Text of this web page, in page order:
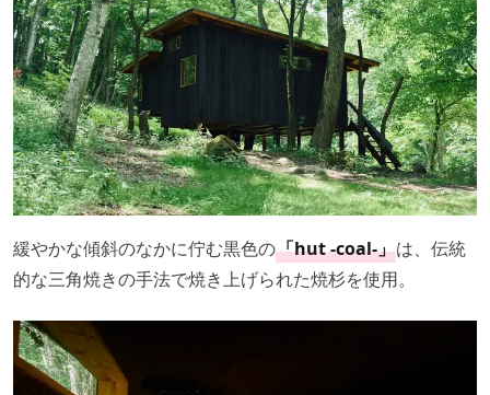
緩やかな傾斜のなかに佇む黒色の「hut -coal-」は、伝統
的な三角焼きの手法で焼き上げられた焼杉を使用。